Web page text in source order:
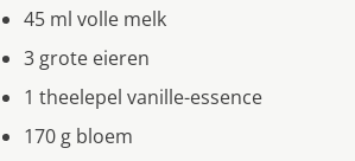
45 ml volle melk
3 grote eieren
1 theelepel vanille-essence
170 g bloem